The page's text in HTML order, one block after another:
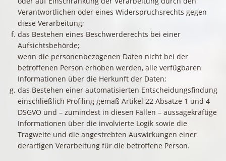
Verantwortlichen oder eines Widerspruchsrechts gegen
diese Verarbeitung;
das Bestehen eines Beschwerderechts bei einer
Aufsichtsbehörde;
wenn die personenbezogenen Daten nicht bei der
betroffenen Person erhoben werden, alle verfügbaren
Informationen über die Herkunft der Daten;
das Bestehen einer automatisierten Entscheidungsfindung
einschließlich Profiling gemäß Artikel 22 Absätze 1 und 4
DSGVO und – zumindest in diesen Fällen – aussagekräftige
Informationen über die involvierte Logik sowie die
Tragweite und die angestrebten Auswirkungen einer
derartigen Verarbeitung für die betroffene Person.